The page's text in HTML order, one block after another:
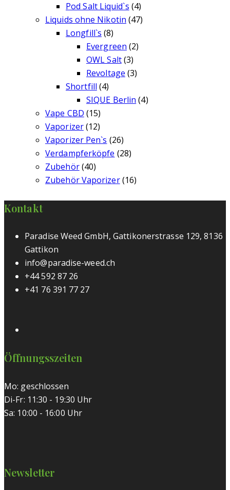
Pod Salt Liquid`s (4)
Liquids ohne Nikotin (47)
Longfill`s (8)
Evergreen (2)
OWL Salt(3)
Revoltage (3)
Shortfill (4)
SIQUE Berlin (4)
Vape CBD (15)
Vaporizer(12)
Vaporizer Pen`s (26)
Verdampferköpfe (28)
Zubehör(40)
Zubehör Vaporizer(16)
Kontakt
Paradise Weed GmbH, Gattikonerstrasse 129, 8136
Gattikon
info@paradise-weed.ch
+44 592 87 26
+41 76 391 77 27
Öffnungsszeiten
Mo: geschlossen
Di-Fr: 11:30 - 19:30 Uhr
Sa: 10:00 - 16:00 Uhr
Newsletter